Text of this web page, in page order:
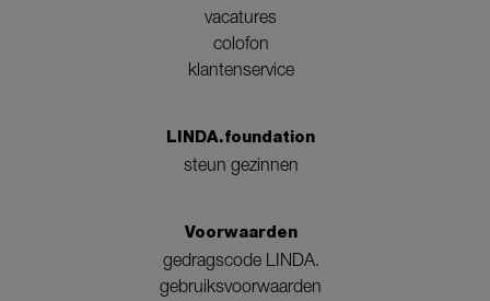
vacatures
colofon
klantenservice
LINDA.foundation
steun gezinnen
Voorwaarden
gedragscode LINDA.
gebruiksvoorwaarden